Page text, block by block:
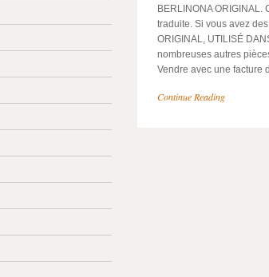
BERLINONA
traduite. Si vous avez
ORIGINAL, UTILISÉ
nombreuses autres
Vendre avec une facture
Continue Reading